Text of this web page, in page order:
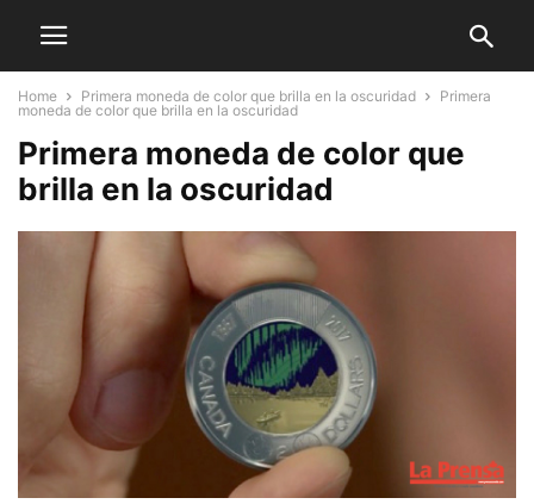
Home Primera moneda de color que brilla en la oscuridad
Primera
moneda de color que brilla en la oscuridad
Primera moneda de color que
brilla en la oscuridad